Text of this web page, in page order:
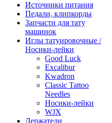
Источники питания
Педали, клипкорды
Запчасти для тату
машинок
Иглы татуировочные /
Носики-лейки
Good Luck
Excalibur
Kwadron
Classic Tattoo
Needles
Носики-лейки
WJX
Держатели